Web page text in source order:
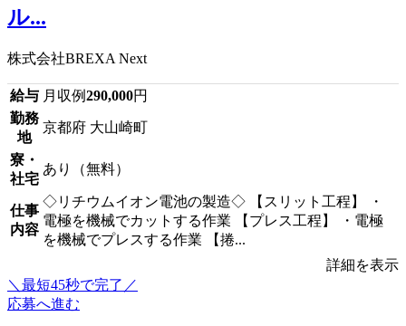
ル...
株式会社BREXA Next
給与 月収例290,000円
勤務
地
京都府 大山崎町
寮・
社宅
あり（無料）
仕事
内容
◇リチウムイオン電池の製造◇ 【スリット工程】 ・
電極を機械でカットする作業 【プレス工程】 ・電極
を機械でプレスする作業 【捲...
詳細を表示
＼最短45秒で完了／
応募へ進む